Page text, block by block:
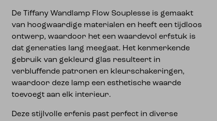
De Tiffany Wandlamp Flow Souplesse is gemaakt
van hoogwaardige materialen en heeft een tijdloos
ontwerp, waardoor het een waardevol erfstuk is
dat generaties lang meegaat. Het kenmerkende
gebruik van gekleurd glas resulteert in
verbluffende patronen en kleurschakeringen,
waardoor deze lamp een esthetische waarde
toevoegt aan elk interieur.
Deze stijlvolle erfenis past perfect in diverse